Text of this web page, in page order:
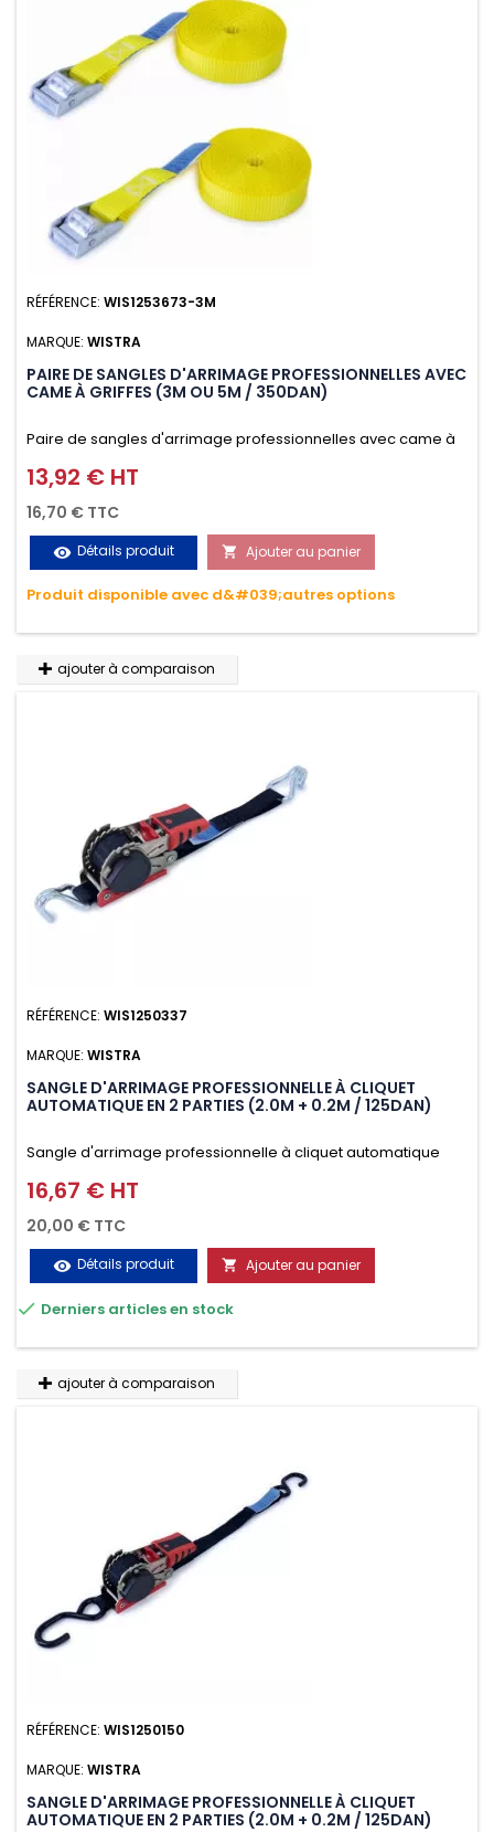
RÉFÉRENCE: WIS1253673-3M
MARQUE: WISTRA
PAIRE DE SANGLES D'ARRIMAGE PROFESSIONNELLES AVEC
CAME À GRIFFES (3M OU 5M / 350DAN)
Paire de sangles d'arrimage professionnelles avec came à
griffes (3M ou 5M / 350daN), simple et rapide d'utilisation.
Permet d'arrimer et de sécuriser vos chargements pendant
le transport. Matière polyester très résistante aux UV et aux
variations de températures, n'absorbe pas l'eau.
Prix
13,92 € HT
16,70 € TTC
visibility Détails produit  Ajouter au panier
Produit disponible avec d&#039;autres options
ajouter à comparaison
RÉFÉRENCE: WIS1250337
MARQUE: WISTRA
SANGLE D'ARRIMAGE PROFESSIONNELLE À CLIQUET
AUTOMATIQUE EN 2 PARTIES (2.0M + 0.2M / 125DAN)
Sangle d'arrimage professionnelle à cliquet automatique
avec crochet deux doigts soudés en J en 2 parties (2.0M +
0.2M / 125daN), simple et rapide d'utilisation. Permet
d'arrimer et de sécuriser vos chargements pendant le
transport. Matière polyester très résistante aux UV et aux
variations de températures, n'absorbe pas l'eau.
Prix
16,67 € HT
20,00 € TTC
visibility Détails produit  Ajouter au panier
 Derniers articles en stock
ajouter à comparaison
RÉFÉRENCE: WIS1250150
MARQUE: WISTRA
SANGLE D'ARRIMAGE PROFESSIONNELLE À CLIQUET
AUTOMATIQUE EN 2 PARTIES (2.0M + 0.2M / 125DAN)